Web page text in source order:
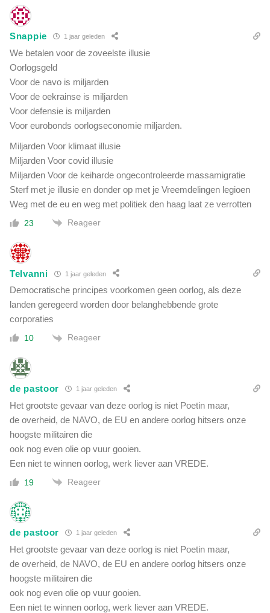
Snappie 1 jaar geleden
We betalen voor de zoveelste illusie
Oorlogsgeld
Voor de navo is miljarden
Voor de oekrainse is miljarden
Voor defensie is miljarden
Voor eurobonds oorlogseconomie miljarden.
Miljarden Voor klimaat illusie
Miljarden Voor covid illusie
Miljarden Voor de keiharde ongecontroleerde massamigratie
Sterf met je illusie en donder op met je Vreemdelingen legioen
Weg met de eu en weg met politiek den haag laat ze verrotten
23 Reageer
Telvanni 1 jaar geleden
Democratische principes voorkomen geen oorlog, als deze
landen geregeerd worden door belanghebbende grote
corporaties
10 Reageer
de pastoor 1 jaar geleden
Het grootste gevaar van deze oorlog is niet Poetin maar,
de overheid, de NAVO, de EU en andere oorlog hitsers onze
hoogste militairen die
ook nog even olie op vuur gooien.
Een niet te winnen oorlog, werk liever aan VREDE.
19 Reageer
de pastoor 1 jaar geleden
Het grootste gevaar van deze oorlog is niet Poetin maar,
de overheid, de NAVO, de EU en andere oorlog hitsers onze
hoogste militairen die
ook nog even olie op vuur gooien.
Een niet te winnen oorlog, werk liever aan VREDE.